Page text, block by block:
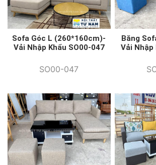
Sofa Góc L (260*160cm)-
Vải Nhập Khẩu SO00-047
SO00-047
Băng
Vải Nhập